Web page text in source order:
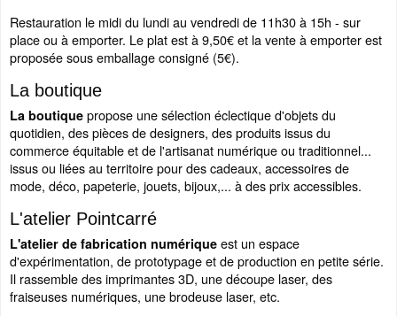
Restauration le midi du lundi au vendredi de 11h30 à 15h - sur
place ou à emporter. Le plat est à 9,50€ et la vente à emporter est
proposée sous emballage consigné (5€).
La boutique
La boutique propose une sélection éclectique d'objets du
quotidien, des pièces de designers, des produits issus du
commerce équitable et de l'artisanat numérique ou traditionnel...
issus ou liées au territoire pour des cadeaux, accessoires de
mode, déco, papeterie, jouets, bijoux,... à des prix accessibles.
L'atelier Pointcarré
L'atelier de fabrication numérique est un espace
d'expérimentation, de prototypage et de production en petite série.
Il rassemble des imprimantes 3D, une découpe laser, des
fraiseuses numériques, une brodeuse laser, etc.